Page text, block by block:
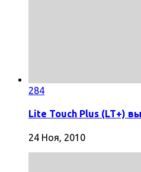
284
Lite Touch Plus (LT+)
24 Ноя, 2010